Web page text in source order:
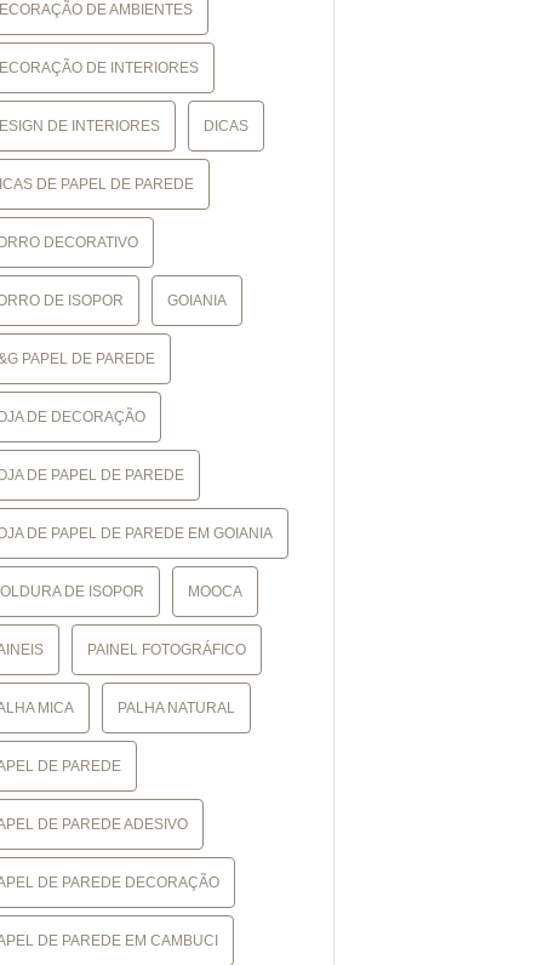
DE AMBIENTES
DE INTERIORES
DE INTERIORES DICAS
DE PAPEL DE PAREDE
DECORATIVO
DE ISOPOR GOIANIA
PAPEL DE PAREDE
DE DECORAÇÃO
DE PAPEL DE PAREDE
DE PAPEL DE PAREDE EM GOIANIA
DE ISOPOR MOOCA
PAINEL FOTOGRÁFICO
MICA PALHA NATURAL
DE PAREDE
DE PAREDE ADESIVO
DE PAREDE DECORAÇÃO
DE PAREDE EM CAMBUCI